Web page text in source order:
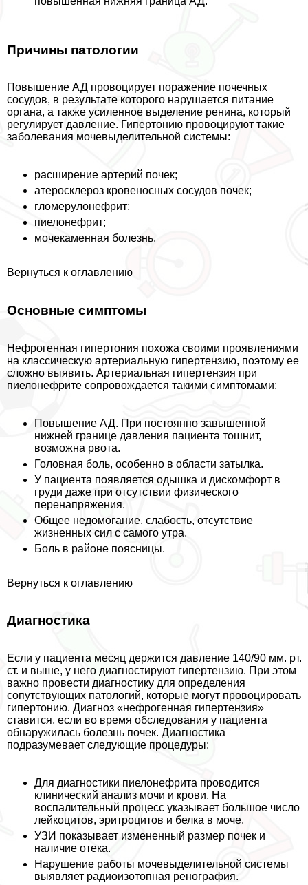
Причины патологии
Повышение АД провоцирует поражение почечных
сосудов, в результате которого нарушается питание
органа, а также усиленное выделение ренина, который
регулирует давление. Гипертонию провоцируют такие
заболевания мочевыделительной системы:
расширение артерий почек;
атеросклероз кровеносных сосудов почек;
гломерулонефрит;
пиелонефрит;
мочекаменная болезнь.
Вернуться к оглавлению
Основные симптомы
Нефрогенная гипертония похожа своими проявлениями
на классическую артериальную гипертензию, поэтому ее
сложно выявить. Артериальная гипертензия при
пиелонефрите сопровождается такими симптомами:
Повышение АД. При постоянно завышенной
нижней границе давления пациента тошнит,
возможна рвота.
Головная боль, особенно в области затылка.
У пациента появляется одышка и дискомфорт в
гpyди даже при отсутствии физического
перенапряжения.
Общее недомогание, слабость, отсутствие
жизненных сил с самого утра.
Боль в районе поясницы.
Вернуться к оглавлению
Диагностика
Если у пациента месяц держится давление 140/90 мм. рт.
ст. и выше, у него диагностируют гипертензию. При этом
важно провести диагностику для определения
сопутствующих патологий, которые могут провоцировать
гипертонию. Диагноз «нефрогенная гипертензия»
ставится, если во время обследования у пациента
обнаружилась болезнь почек. Диагностика
подразумевает следующие процедуры:
Для диагностики пиелонефрита проводится
клинический анализ мочи и крови. На
воспалительный процесс указывает большое число
лейкоцитов, эритроцитов и белка в моче.
УЗИ показывает измененный размер почек и
наличие отека.
Нарушение работы мочевыделительной системы
выявляет радиоизотопная ренография.